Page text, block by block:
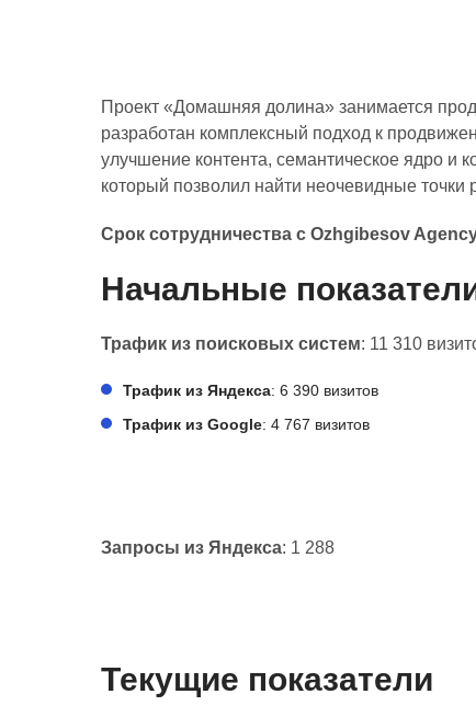
Проект «Домашняя долина» занимается
разработан комплексный подход к
улучшение контента, семантическое ядро и
который позволил найти неочевидные точки
Срок сотрудничества с Ozhgibesov
Начальные
Трафик из поисковых систем: 11 310
Трафик из Яндекса: 6 390 визитов
Трафик из Google: 4 767 визитов
Запросы из Яндекса: 1 288
Текущие показатели